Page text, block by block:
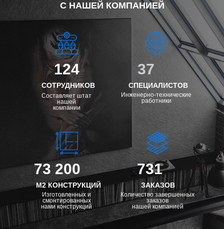
С НАШЕЙ КОМПАНИЕЙ
124
СОТРУДНИКОВ
Составляет штат
нашей
компании
73 200
М2 КОНСТРУКЦИЙ
Изготовленных и
смонтированных
нами конструкций
731
ЗАКАЗОВ
Количество завершенных
заказов
нашей компанией
37
СПЕЦИАЛИСТОВ
Инженерно-технические
работники